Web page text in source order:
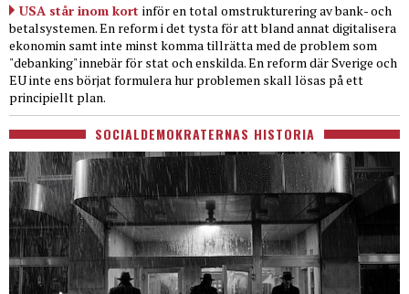
USA står inom kort inför en total omstrukturering av bank- och
betalsystemen. En reform i det tysta för att bland annat digitalisera
ekonomin samt inte minst komma tillrätta med de problem som
"debanking" innebär för stat och enskilda. En reform där Sverige och
EU inte ens börjat formulera hur problemen skall lösas på ett
principiellt plan.
SOCIALDEMOKRATERNAS HISTORIA